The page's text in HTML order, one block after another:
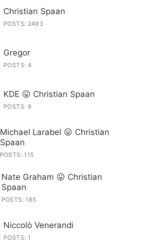
Christian Spaan
POSTS: 2493
Gregor
POSTS: 4
KDE 😛 Christian Spaan
POSTS: 9
Michael Larabel 😛 Christian
Spaan
POSTS: 115
Nate Graham 😛 Christian
Spaan
POSTS: 185
Niccolò Venerandi
POSTS: 1